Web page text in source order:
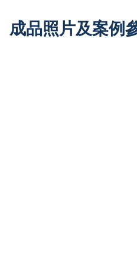
成品照片及案例